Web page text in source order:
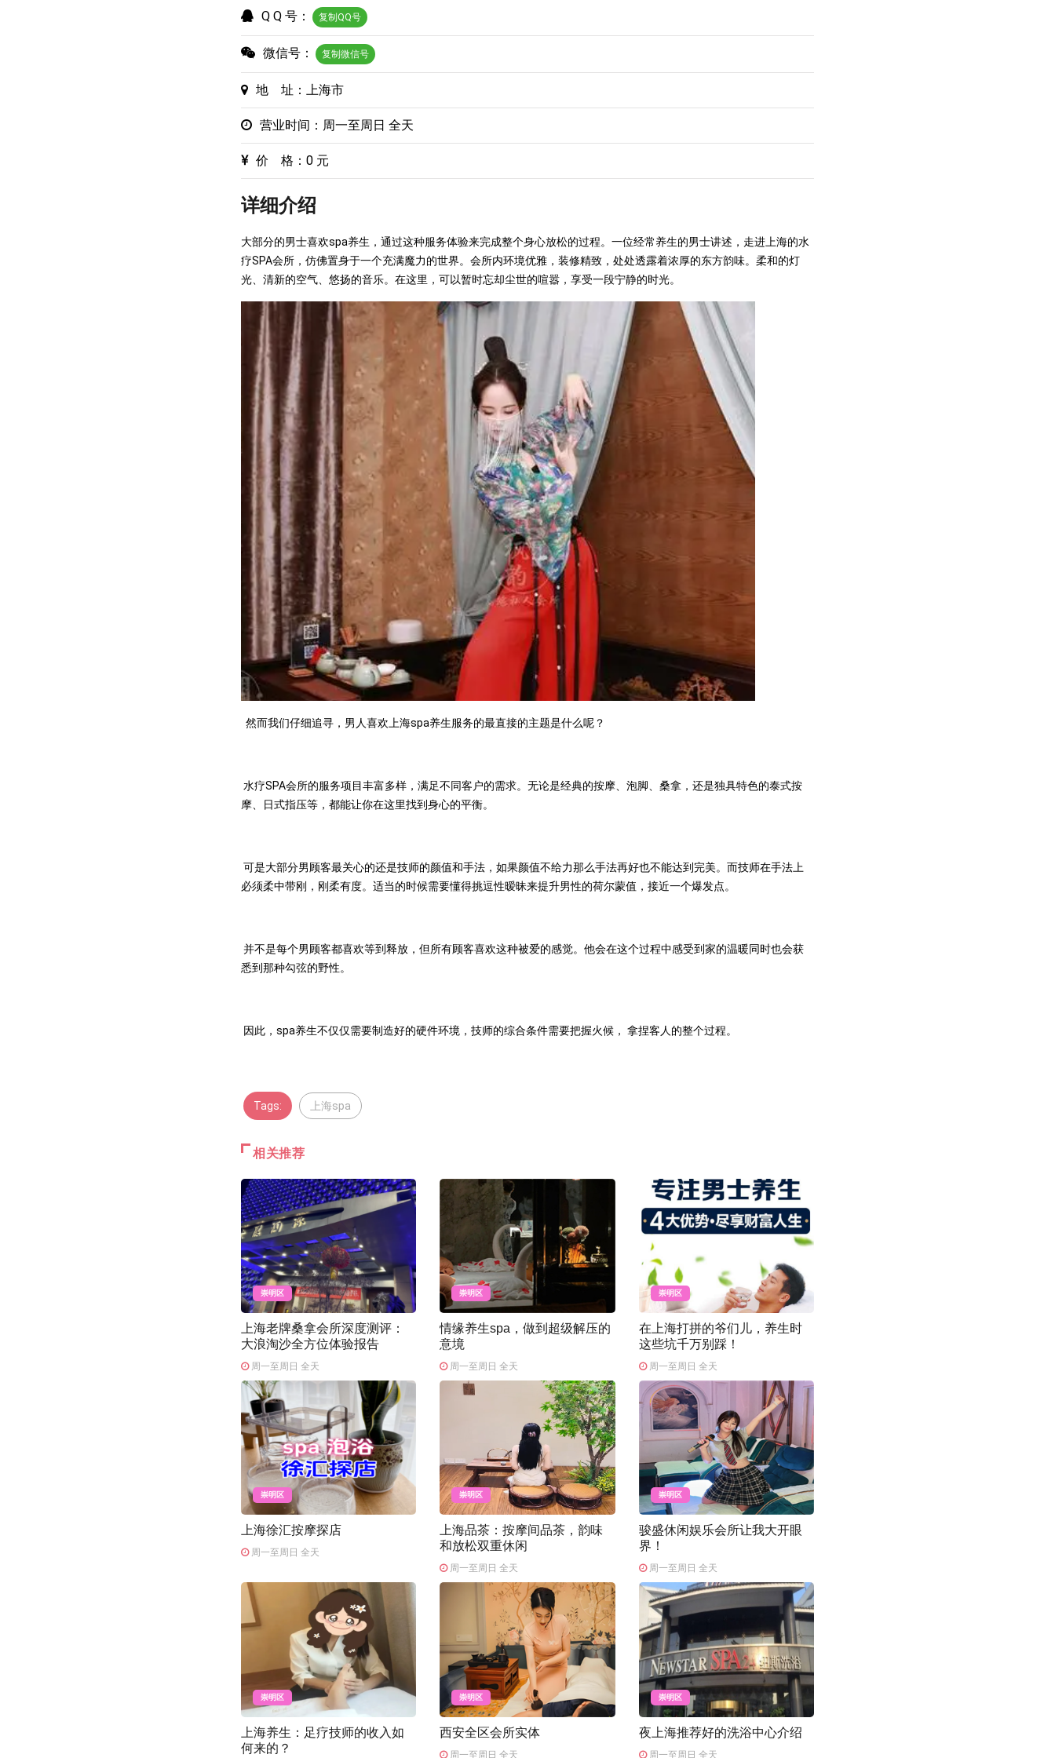
Q Q 号： 复制QQ号
微信号： 复制微信号
地 址：上海市
营业时间：周一至周日 全天
价 格：0 元
详细介绍
大部分的男士喜欢spa养生，通过这种服务体验来完成整个身心放松的过程。一位经常养生的男士讲述，走进上海的水
疗SPA会所，仿佛置身于一个充满魔力的世界。会所内环境优雅，装修精致，处处透露着浓厚的东方韵味。柔和的灯
光、清新的空气、悠扬的音乐。在这里，可以暂时忘却尘世的喧嚣，享受一段宁静的时光。
然而我们仔细追寻，男人喜欢上海spa养生服务的最直接的主题是什么呢？
水疗SPA会所的服务项目丰富多样，满足不同客户的需求。无论是经典的按摩、泡脚、桑拿，还是独具特色的泰式按
摩、日式指压等，都能让你在这里找到身心的平衡。
可是大部分男顾客最关心的还是技师的颜值和手法，如果颜值不给力那么手法再好也不能达到完美。而技师在手法上
必须柔中带刚，刚柔有度。适当的时候需要懂得挑逗性暧昧来提升男性的荷尔蒙值，接近一个爆发点。
并不是每个男顾客都喜欢等到释放，但所有顾客喜欢这种被爱的感觉。他会在这个过程中感受到家的温暖同时也会获
悉到那种勾弦的野性。
因此，spa养生不仅仅需要制造好的硬件环境，技师的综合条件需要把握火候， 拿捏客人的整个过程。
Tags: 上海spa
相关推荐
崇明区
上海老牌桑拿会所深度测评：
大浪淘沙全方位体验报告
周一至周日 全天
崇明区
情缘养生spa，做到超级解压的
意境
周一至周日 全天
崇明区
在上海打拼的爷们儿，养生时
这些坑千万别踩！
周一至周日 全天
崇明区
上海徐汇按摩探店
周一至周日 全天
崇明区
上海品茶：按摩间品茶，韵味
和放松双重休闲
周一至周日 全天
崇明区
骏盛休闲娱乐会所让我大开眼
界！
周一至周日 全天
崇明区
上海养生：足疗技师的收入如
何来的？
崇明区
西安全区会所实体
周一至周日 全天
崇明区
夜上海推荐好的洗浴中心介绍
周一至周日 全天